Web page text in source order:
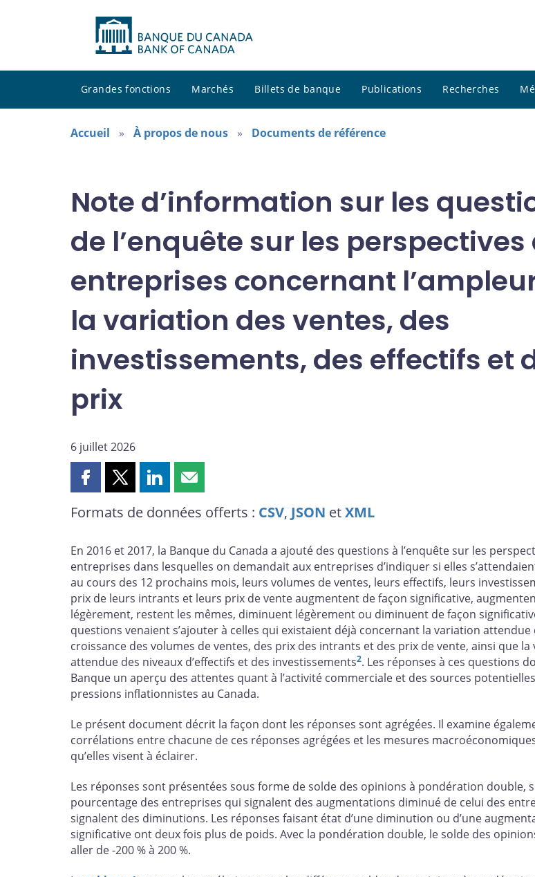
Grandes fonctions Marchés Billets de banque Publications Recherches
Accueil À propos de nous Documents de référence
Note d’information sur les
de l’enquête sur les perspectives
entreprises concernant
la variation des ventes, des
investissements, des effectifs et
prix
6 juillet 2026
Partager
page
Facebook
Partager
page
X
Partager
page
LinkedIn
Partager
page
courriel
Formats de données offerts : CSV, JSON etXML
En 2016 et 2017, la Banque du Canada a ajouté des questions à l’enquête sur les
entreprises dans lesquelles on demandait aux entreprises d’indiquer si elles
au cours des 12 prochains mois, leurs volumes de ventes, leurs effectifs, leurs
prix de leurs intrants et leurs prix de vente augmentent de façon significative,
légèrement, restent les mêmes, diminuent légèrement ou diminuent de façon
questions venaient s’ajouter à celles qui existaient déjà concernant la variation attendue
croissance des volumes de ventes, des prix des intrants et des prix de vente, ainsi que la
attendue des niveaux d’effectifs et des investissements2. Les réponses à ces questions
Banque un aperçu des attentes quant à l’activité commerciale et des sources
pressions inflationnistes au Canada.
Le présent document décrit la façon dont les réponses sont agrégées. Il examine
corrélations entre chacune de ces réponses agrégées et les mesures
qu’elles visent à éclairer.
Les réponses sont présentées sous forme de solde des opinions à pondération double,
pourcentage des entreprises qui signalent des augmentations diminué de celui des
signalent des diminutions. Les réponses faisant état d’une diminution ou d’une
significative ont deux fois plus de poids. Avec la pondération double, le solde des
aller de -200 % à 200 %.